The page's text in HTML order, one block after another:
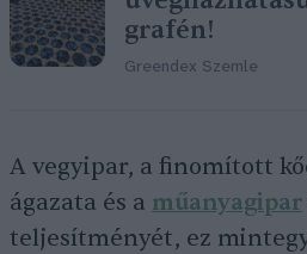
grafén!
Greendex Szemle
A vegyipar, a finomított
ágazata és a műanyagipar
teljesítményét, ez mintegy